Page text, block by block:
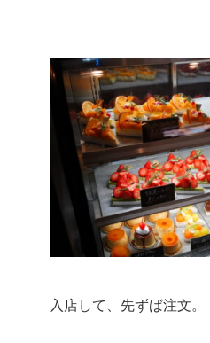
入店して、先ずば注文。